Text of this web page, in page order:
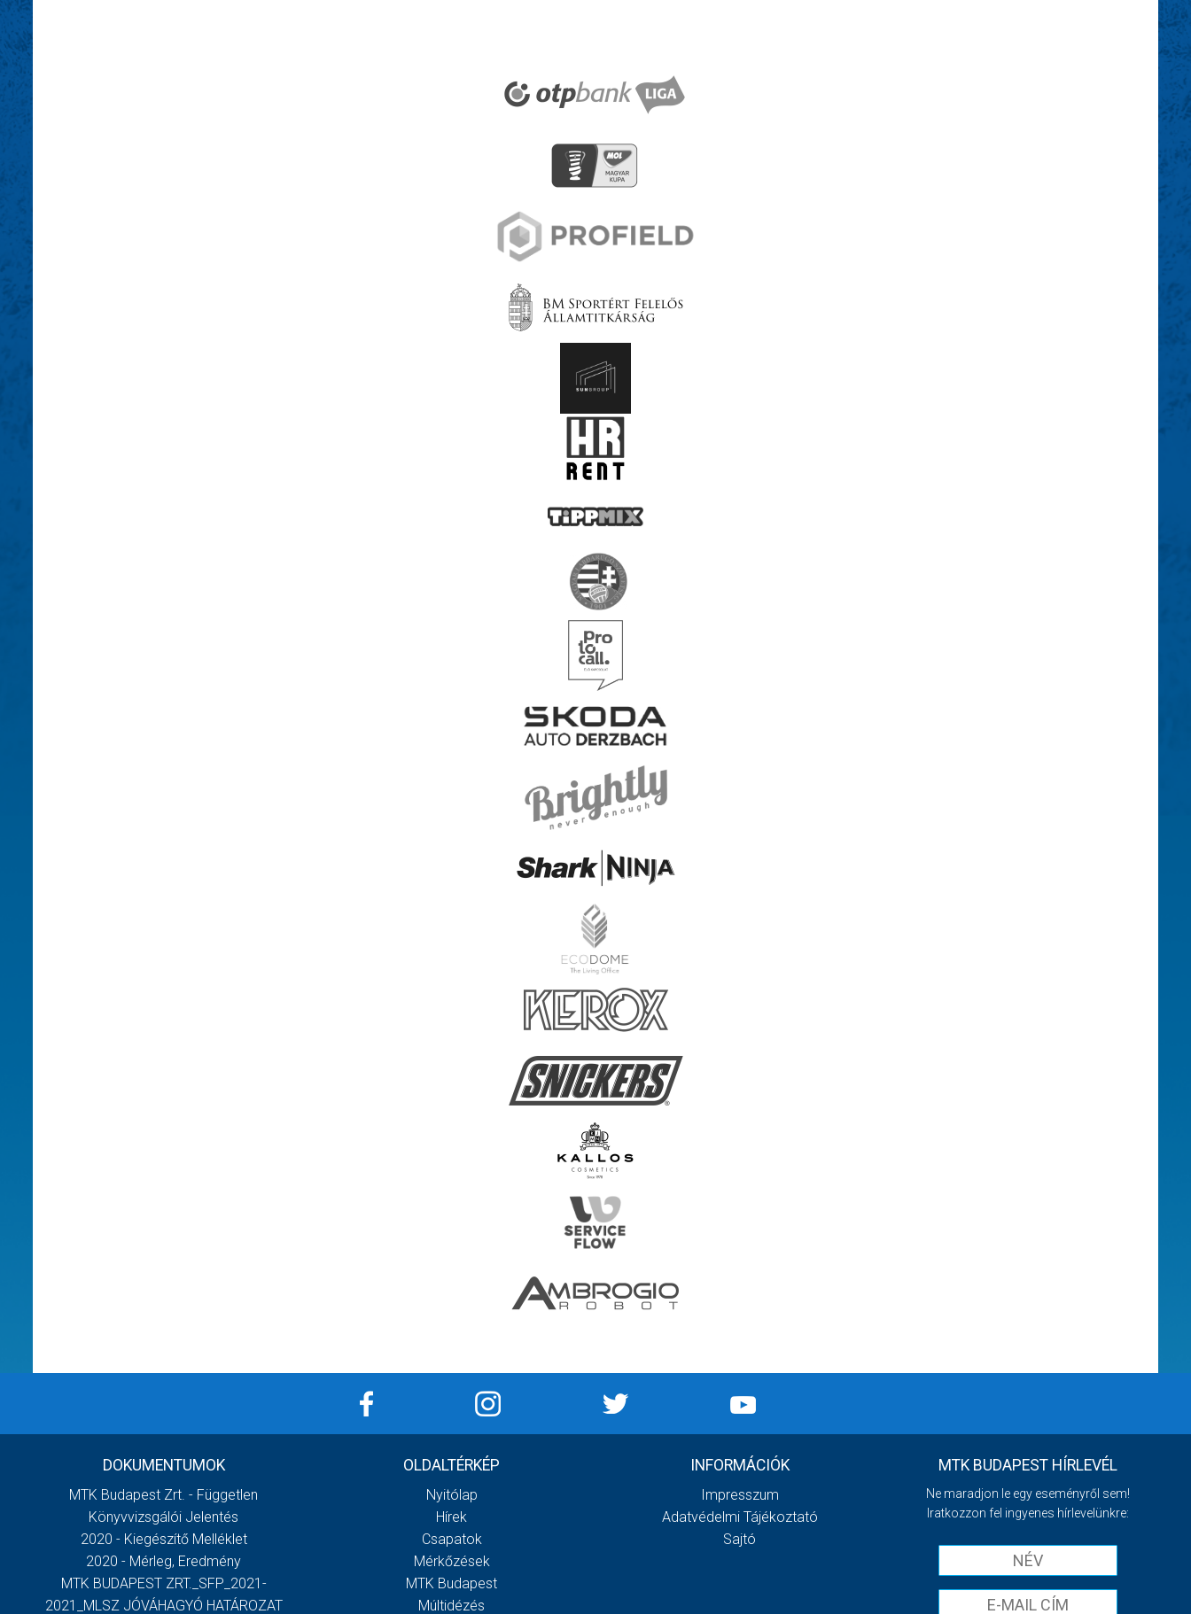
DOKUMENTUMOK
MTK Budapest Zrt. - Független
Könyvvizsgálói Jelentés
2020 - Kiegészítő Melléklet
2020 - Mérleg, Eredmény
MTK BUDAPEST ZRT._SFP_2021-
2021_MLSZ JÓVÁHAGYÓ HATÁROZAT
OLDALTÉRKÉP
Nyitólap
Hírek
Csapatok
Mérkőzések
MTK Budapest
Múltidézés
INFORMÁCIÓK
Impresszum
Adatvédelmi Tájékoztató
Sajtó
MTK BUDAPEST HÍRLEVÉL
Ne maradjon le egy eseményről sem!
Iratkozzon fel ingyenes hírlevelünkre: